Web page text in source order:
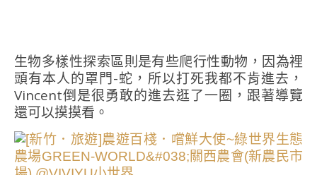
生物多樣性探索區則是有些爬行性動物，因為裡
頭有本人的罩門-蛇，所以打死我都不肯進去，
Vincent倒是很勇敢的進去逛了一圈，跟著導覽
還可以摸摸看。